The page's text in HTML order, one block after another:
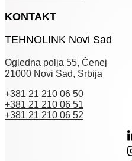
KONTAKT
TEHNOLINK Novi Sad
Ogledna polja 55, Čenej
21000 Novi Sad, Srbija
+381 21 210 06 50
+381 21 210 06 51
+381 21 210 06 52